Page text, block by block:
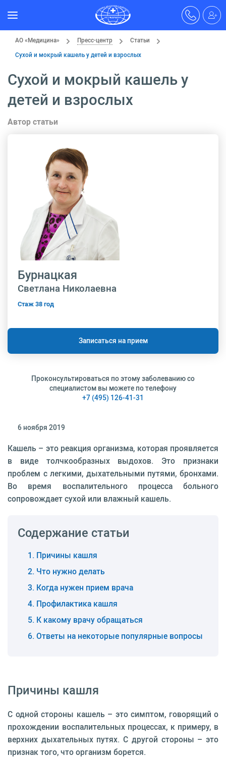
АО «Медицина» Пресс-центр
Статьи
Сухой и мокрый кашель у детей и взрослых
Сухой и мокрый кашель у
детей и взрослых
6 ноября 2019
Кашель – это реакция организма, которая проявляется
в виде толчкообразных выдохов. Это признаки
проблем с легкими, дыхательными путями, бронхами.
Во время воспалительного процесса больного
сопровождает сухой или влажный кашель.
Содержание статьи
Причины кашля
Что нужно делать
Когда нужен прием врача
Профилактика кашля
К какому врачу обращаться
Ответы на некоторые популярные вопросы
Причины кашля
С одной стороны кашель – это симптом, говорящий о
прохождении воспалительных процессах, к примеру, в
верхних дыхательных путях. С другой стороны – это
признак того, что организм борется.
Автор статьи
Бурнацкая
Светлана Николаевна
Стаж 38 год
Записаться на прием
Проконсультироваться по этому заболеванию со
специалистом вы можете по телефону
+7 (495) 126-41-31